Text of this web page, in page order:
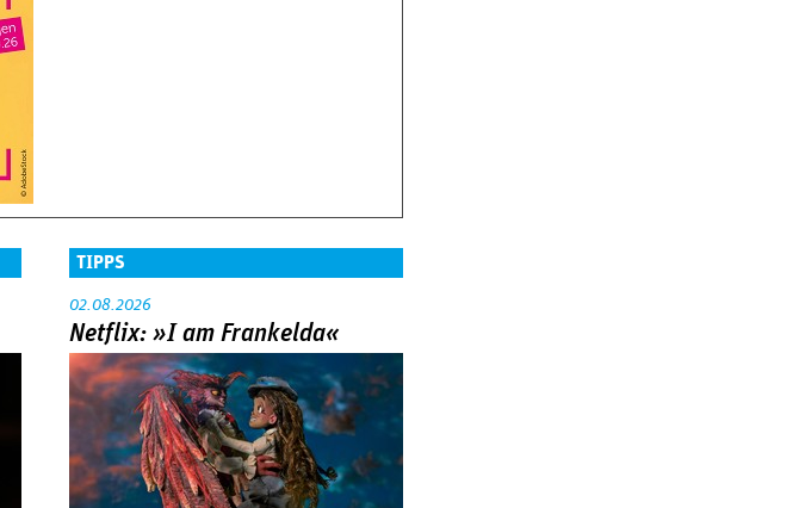
TIPPS
02.08.2026
Netflix: »I am Frankelda«